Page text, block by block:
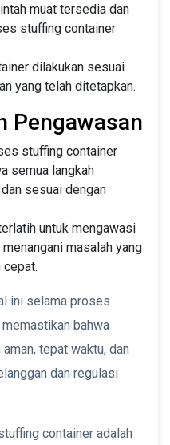
muat tersedia dan
stuffing container
dilakukan sesuai
yang telah ditetapkan.
Pengawasan
stuffing container
semua langkah
sesuai dengan
untuk mengawasi
masalah yang
cepat.
ini selama proses
bahwa
tepat waktu, dan
dan regulasi
container adalah